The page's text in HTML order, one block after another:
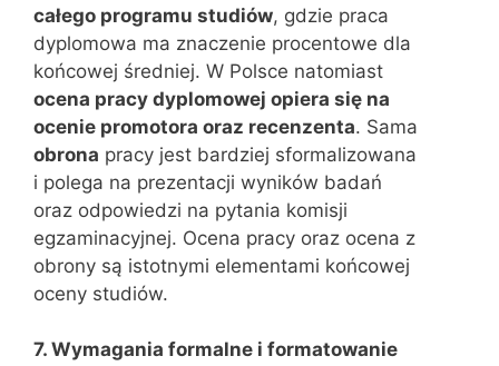
całego programu studiów, gdzie praca
dyplomowa ma znaczenie procentowe dla
końcowej średniej. W Polsce natomiast
ocena pracy dyplomowej opiera się na
ocenie promotora oraz recenzenta. Sama
obrona pracy jest bardziej sformalizowana
i polega na prezentacji wyników badań
oraz odpowiedzi na pytania komisji
egzaminacyjnej. Ocena pracy oraz ocena z
obrony są istotnymi elementami końcowej
oceny studiów.
7. Wymagania formalne i formatowanie